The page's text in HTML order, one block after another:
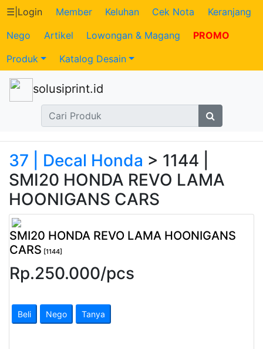
Katalog
Produk
Petugas
Transaksi
Tagihan
Berjalan
Pembayaran
Pendapatan
Ganti
☰ Login Member Keluhan Cek Nota
Keranjang
Nego
Artikel Lowongan & Magang
PROMO
Produk
Katalog Desain
solusiprint.id
37 | Decal Honda > 1144 |
SMI20 HONDA REVO LAMA
HOONIGANS CARS
SMI20 HONDA REVO LAMA HOONIGANS
CARS [1144]
Rp.250.000/pcs
Beli Nego Tanya